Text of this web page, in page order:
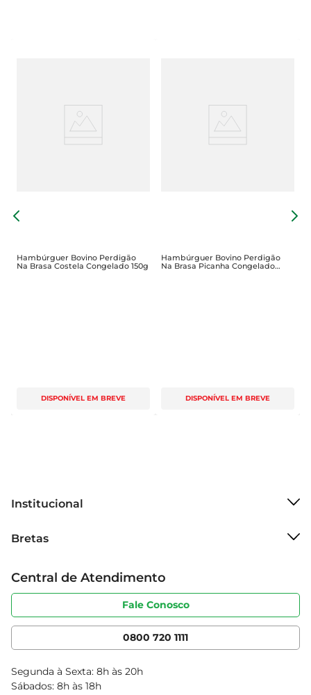
Hambúrguer Bovino Perdigão
Na Brasa Costela Congelado 150g
DISPONÍVEL EM BREVE
Hambúrguer Bovino Perdigão
Na Brasa Picanha Congelado
DISPONÍVEL EM BREVE
Institucional
Grupo Cencosud
Sobre privacidade
Portal do fornecedor
Cencosud Media
Bretas
Produtos Bretas
Código de ética
Serviços
Clube Bretas
Blog Bretas
Black Friday
Central de Atendimento
Fale Conosco
0800 720 1111
Segunda à Sexta: 8h às 20h
Sábados: 8h às 18h